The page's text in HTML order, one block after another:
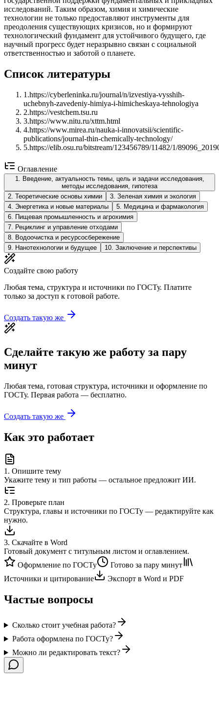
исследований. Таким образом, химия и химические
технологии не только предоставляют инструменты для
преодоления существующих кризисов, но и формируют
технологический фундамент для устойчивого будущего, где
научный прогресс будет неразрывно связан с социальной
ответственностью и заботой о планете.
Список литературы
1 .https://cyberleninka.ru/journal/n/izvestiya-vysshih-
uchebnyh-zavedeniy-himiya-i-himicheskaya-tehnologiya
2.https://vestchem.tsu.ru
3.https://www.nitu.ru/xttm.html
4.https://www.mirea.ru/nauka-i-innovatsii/scientific-
publications/journal-thin-chemically-technology/
5.https://elib.osu.ru/bitstream/123456789/11482/1/
Оглавление
1
Введение, актуальность темы, цель и задачи исследования,
методы исследования, гипотеза
2 Теоретические основы химии 3 Зеленая химия и экология
4 Энергетика и новые материалы 5
Медицина и фармакология
6
Пищевая промышленность и агрохимия
7
Рециклинг и управление отходами
8
Водоочистка и ресурсосбережение
9
Нанотехнологии и будущее 10 Заключение и перспективы
Создайте свою работу
Любая тема, структура и источники по ГОСТу. Платите
только за доступ к готовой работе.
Создать такую же
Сделайте такую же работу за пару
минут
Любая тема, готовая структура, источники и оформление по
ГОСТу. Первая работа — бесплатно.
Создать такую же
Как это работает
1. Опишите тему
Укажите тему и тип работы — остальное предложит ИИ.
2. Проверьте план
Структура, главы и источники по ГОСТу — редактируйте как
нужно.
3. Скачайте в Word
Готовый документ с титульным листом и оглавлением.
Оформление по ГОСТу
Готово за пару минут
Источники и цитирование
Экспорт в Word и PDF
Частые вопросы
Сколько стоит учебная работа?
Работа оформлена по ГОСТу?
Можно ли редактировать текст?